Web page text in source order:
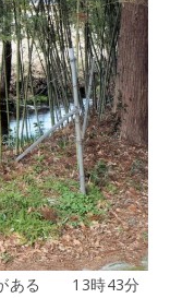
がある 13時43分